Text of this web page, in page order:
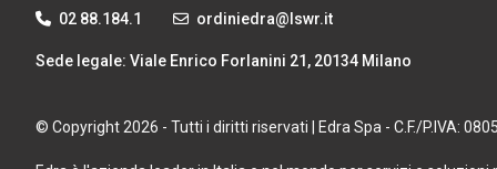
02 88.184.1 ordiniedra@lswr.it
Sede legale: Viale Enrico Forlanini 21, 20134 Milano
© Copyright 2026 - Tutti i diritti riservati | Edra Spa - C.F./P.IVA: